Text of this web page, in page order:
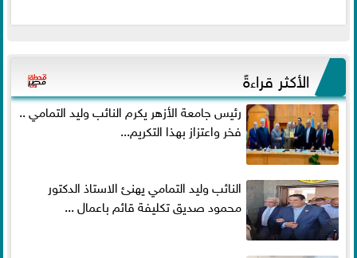
الأكثر قراءةً
رئيس جامعة الأزهر يكرم النائب وليد التمامي ..
فخر واعتزاز بهذا التكريم...
النائب وليد التمامي يهنئ الاستاذ الدكتور
محمود صديق تكليفة قائم باعمال ...